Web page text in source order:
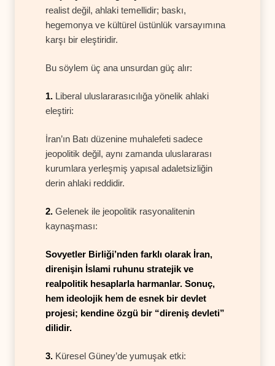
realist değil, ahlaki temellidir; baskı,
hegemonya ve kültürel üstünlük varsayımına
karşı bir eleştiridir.
Bu söylem üç ana unsurdan güç alır:
1. Liberal uluslararasıcılığa yönelik ahlaki
eleştiri:
İran’ın Batı düzenine muhalefeti sadece
jeopolitik değil, aynı zamanda uluslararası
kurumlara yerleşmiş yapısal adaletsizliğin
derin ahlaki reddidir.
2. Gelenek ile jeopolitik rasyonalitenin
kaynaşması:
Sovyetler Birliği’nden farklı olarak İran,
direnişin İslami ruhunu stratejik ve
realpolitik hesaplarla harmanlar. Sonuç,
hem ideolojik hem de esnek bir devlet
projesi; kendine özgü bir “direniş devleti”
dilidir.
3. Küresel Güney’de yumuşak etki: